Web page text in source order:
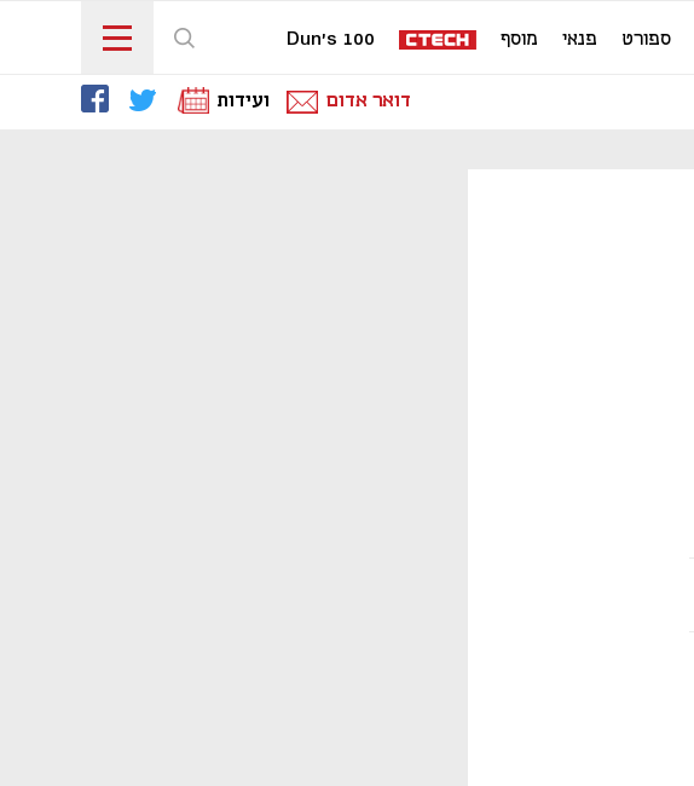
ספורט פנאי מוסף Dun's 100
דואר אדום ועידות